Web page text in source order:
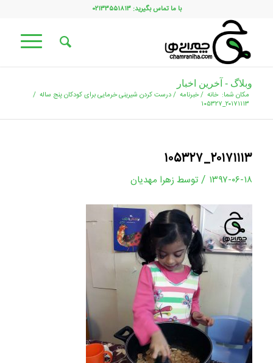
با ما تماس بگیرید: ۰۲۱۳۳۵۵۱۸۱۳
وبلاگ - آخرین اخبار
مکان شما: خانه /خبرنامه /درست کردن شیرینی خرمایی برای کودکان پنج ساله /
۲۰۱۷۱۱۱۳_۱۰۵۳۲۷
۲۰۱۷۱۱۱۳_۱۰۵۳۲۷
۱۳۹۷-۰۶-۱۸ / توسط زهرا مهدیان